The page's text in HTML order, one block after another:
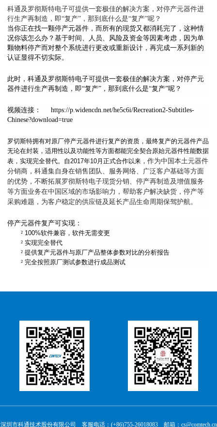
科通及罗彻斯特电子可提供一套极佳的解决方案，对停产元器件进
行生产再制造，即“复产”，那到底什么是“复产”呢？
当你正在找一颗停产元器件，而所有的现货又都消耗完了，这种情
况你该怎么办？基于时间、人员、风险及资金等因素考虑，因为单
颗物料停产而对整个系统进行更改或重新设计，再完成一系列新的
认证显得不切实际。
此时，科通及罗彻斯特电子可提供一套极佳的解决方案，对停产元
器件进行生产再制造，即“复产”，那到底什么是“复产”呢？
视频连接： https://p.widencdn.net/he5c6i/Recreation2-Subtitles-
Chinese?download=true
罗切斯特拥有对原厂停产元器件进行复产的资质，最终复产的元器件产品
无论在封装，适用性以及功能性等方面都能完全契合原始元器件性能数据
表，实现完全替代。自2017年10月正式合作以来， 作为中国本土元器件
分销商，科通集自身在销售团队、服务网络、广泛客户基础等方面
的优势，不断拓展罗彻斯特电子现货分销、停产再制造及增值服务
等方面业务在中国区域的市场影响力，帮助客户解决缺货，停产等
采购难题，为客户稳定的供应链及延长产品生命周期保驾护航。
停产元器件复产可实现：
² 100%软件兼容，软件无需变更
² 实现完全替代
² 提供复产元器件与原厂产品整体参数对比的分析报告
² 完全按照原厂测试参数进行成品测试
深圳市科通技术股份有限公司 客服电话：(+86)755-26018083 邮箱：cs@comtech.cn